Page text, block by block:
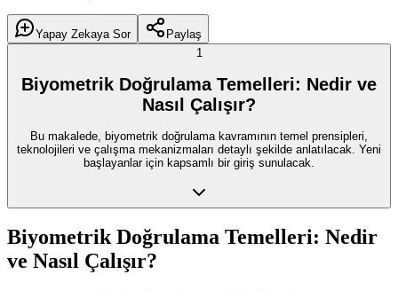
Yapay Zekaya Sor
Paylaş
1
Biyometrik Doğrulama Temelleri: Nedir ve
Nasıl Çalışır?
Bu makalede, biyometrik doğrulama kavramının temel prensipleri,
teknolojileri ve çalışma mekanizmaları detaylı şekilde anlatılacak. Yeni
başlayanlar için kapsamlı bir giriş sunulacak.
Biyometrik Doğrulama Temelleri: Nedir
ve Nasıl Çalışır?